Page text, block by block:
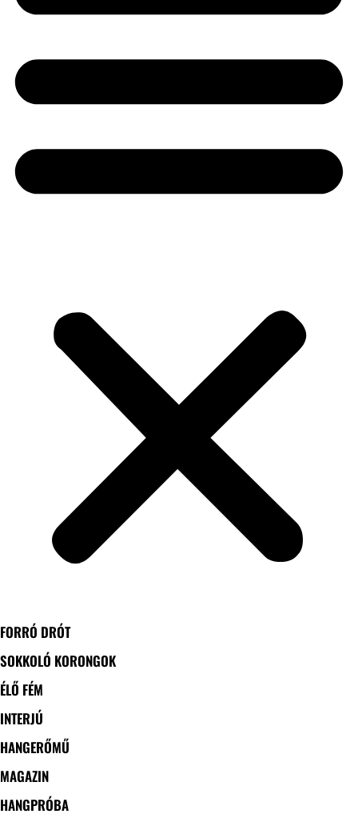
FORRÓ DRÓT
SOKKOLÓ KORONGOK
ÉLŐ FÉM
INTERJÚ
HANGERŐMŰ
MAGAZIN
HANGPRÓBA